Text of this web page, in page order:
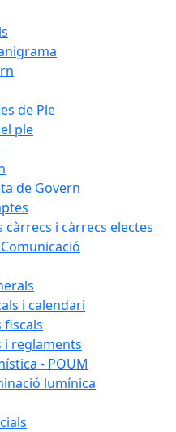
de Ple
ple
de Govern
càrrecs i càrrecs electes
i calendari
fiscals
i reglaments
- POUM
lumínica